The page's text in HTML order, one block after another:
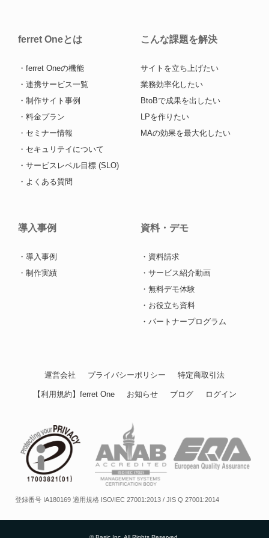
ferret Oneとは
・ferret Oneの機能
・連携サービス一覧
・制作サイト事例
・料金プラン
・セミナー情報
・セキュリテイについて
・サービスレベル目標 (SLO)
・よくある質問
こんな課題を解決
サイトを立ち上げたい
業務効率化したい
BtoBで成果を出したい
LPを作りたい
MAの効果を最大化したい
導入事例
・導入事例
・制作実績
資料・デモ
・資料請求
・サービス紹介動画
・無料デモ体験
・お役立ち資料
・パートナープログラム
運営会社 プライバシーポリシー 特定商取引法
【利用規約】ferret One お知らせ ブログ ログイン
登録番号 IA180169 適用規格 ISO/IEC 27001:2013 / JIS Q 27001:2014